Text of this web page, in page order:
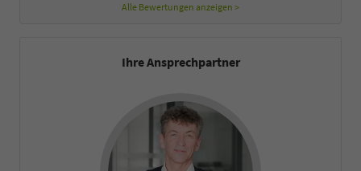
Alle Bewertungen anzeigen >
Ihre Ansprechpartner